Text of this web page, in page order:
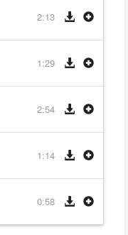
2:13
1:29
2:54
1:14
0:58